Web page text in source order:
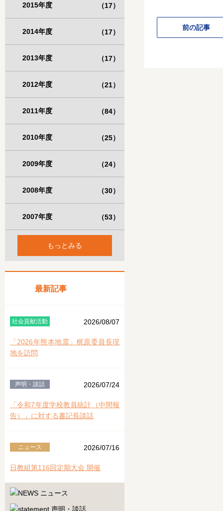
前の記事
2015年度 （17）
2014年度 （17）
2013年度 （17）
2012年度 （21）
2011年度 （84）
2010年度 （25）
2009年度 （24）
2008年度 （30）
2007年度 （53）
もっとみる
最新記事
社会貢献活動 2026/08/07
「2026年熊本地震」梶原委員長現
地を訪問
声明・談話 2026/07/24
「令和7年度学校教員統計（中間報
告）」に対する書記長談話
ニュース 2026/07/16
日教組第116回定期大会 開催